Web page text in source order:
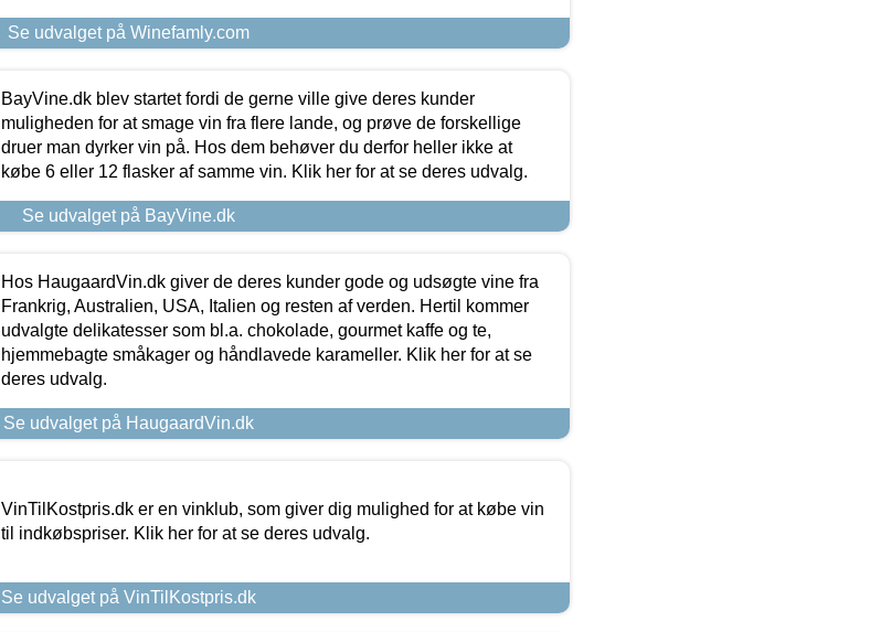
Se udvalget på Winefamly.com
BayVine.dk blev startet fordi de gerne ville give deres kunder
muligheden for at smage vin fra flere lande, og prøve de forskellige
druer man dyrker vin på. Hos dem behøver du derfor heller ikke at
købe 6 eller 12 flasker af samme vin. Klik her for at se deres udvalg.
Se udvalget på BayVine.dk
Hos HaugaardVin.dk giver de deres kunder gode og udsøgte vine fra
Frankrig, Australien, USA, Italien og resten af verden. Hertil kommer
udvalgte delikatesser som bl.a. chokolade, gourmet kaffe og te,
hjemmebagte småkager og håndlavede karameller. Klik her for at se
deres udvalg.
Se udvalget på HaugaardVin.dk
VinTilKostpris.dk er en vinklub, som giver dig mulighed for at købe vin
til indkøbspriser. Klik her for at se deres udvalg.
Se udvalget på VinTilKostpris.dk